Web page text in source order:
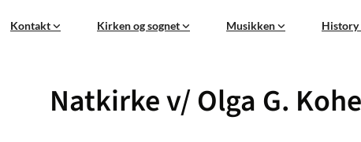
Kontakt Kirken og sognet Musikken
Natkirke v/ Olga G.